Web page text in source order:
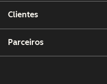
Clientes
Parceiros